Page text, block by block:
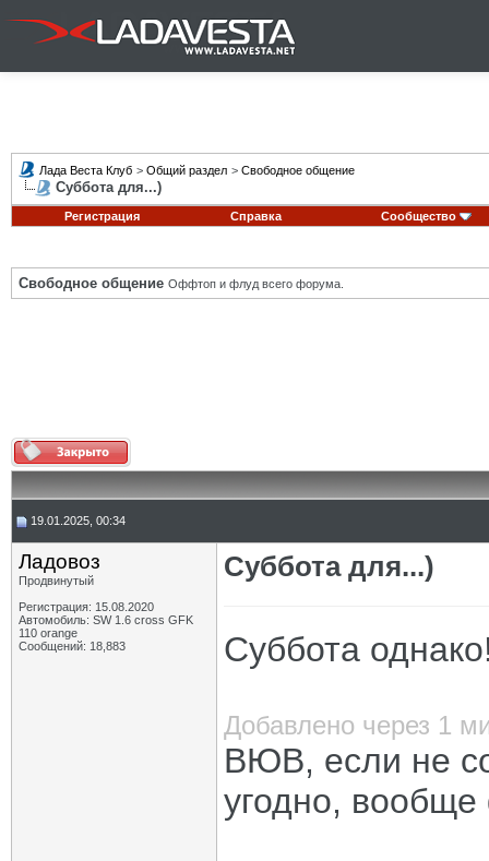
Лада Веста Клуб > Общий раздел > Свободное общение
Суббота для...)
Регистрация Справка Сообщество
Свободное общение Оффтоп и флуд всего форума.
19.01.2025, 00:34
Ладовоз
Продвинутый
Регистрация: 15.08.2020
Автомобиль: SW 1.6 cross GFK
110 orange
Сообщений: 18,883
Суббота для...)
Суббота
Добавлено через 1
ВЮВ, если не
угодно,